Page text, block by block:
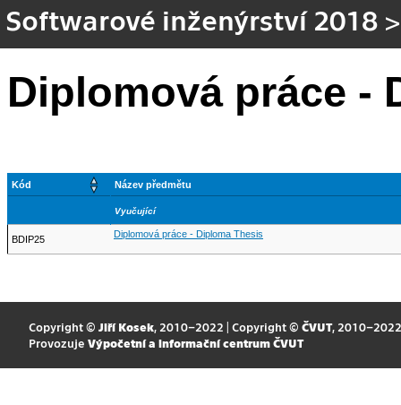
Softwarové inženýrství 2018
Diplomová práce -
Kód Název předmětu
Vyučující
BDIP25 Diplomová práce - Diploma Thesis
Copyright © Jiří Kosek, 2010–2022 | Copyright © ČVUT, 2010–2022
Provozuje Výpočetní a informační centrum ČVUT